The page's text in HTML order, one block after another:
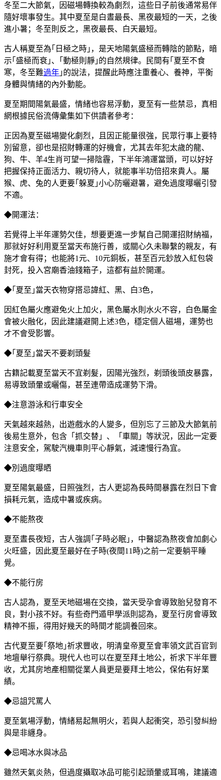
冬至二大節氣，因磁場轉換較為劇烈，這些日子前後通常易伴
隨好壞事發生。其中夏至是白晝最長、黑夜最短的一天，之後
進小暑；冬至則反之，黑夜最長、白天最短。
古人稱夏至為｢日極之時｣，是天地陽氣盛極而轉陰的節點，暗
示｢盛極而衰｣、｢動極則靜｣的自然規律。民間有｢夏至不食
寒，冬至難過年 ｣的說法，提醒此時應注重養心、養神，平衡
身體與情緒的內外動能。
夏至期間陽氣最盛，情緒也容易浮動，夏至有一些禁忌，真相
網根據民俗流傳彙集如下供讀者參考：
正因為夏至磁場變化劇烈，且因正能量很強，民眾行事上要特
別留意，卻也是招財轉運的好機會，尤其去年犯太歲的龍、
狗、牛、羊4生肖可望一掃陰霾，下半年鴻運當頭，可以好好
把握保持正面活力、親切待人，就能事半功倍招來貴人。屬
猴、虎、兔的人更要｢躲夏｣小心防曬避暑，避免過度曝曬引發
不適。
◆開運法：
若覺得上半年運勢欠佳，想要更進一步幫自己開運招財納福，
那就好好利用夏至當天布施行善，或關心久未聯繫的親友，有
施才會有得；也能將1元、10元銅板，甚至百元鈔放入紅包袋
封死，投入宮廟香油錢箱子，這都有益於開運。
◆｢夏至｣當天衣物穿搭忌諱紅、黑、白3色，
因紅色屬火應避免火上加火，黑色屬水則水火不容，白色屬金
會被火融化，因此建議避開上述3色，穩定個人磁場，運勢也
才不會受影響。
◆｢夏至｣當天不要剃頭髮
古籍記載夏至當天不宜剃髮，因陽光強烈，剃頭後頭皮暴露，
易導致頭暈或曬傷，甚至連帶造成運勢下滑。
◆注意游泳和行車安全
天氣越來越熱，出遊戲水的人變多，但別忘了三節及大節氣前
後易生意外，包含「抓交替」、「車關」等狀況，因此一定要
注意安全，駕駛汽機車則平心靜氣，減速慢行為宜。
◆別過度曝晒
夏至陽氣最盛，日照強烈，古人更認為長時間暴露在烈日下會
損耗元氣，造成中暑或疾病。
◆不能熬夜
夏至晝長夜短，古人強調｢子時必眠｣，中醫認為熬夜會加劇心
火旺盛，因此夏至最好在子時(夜間11時)之前一定要躺平睡
覺。
◆不能行房
古人認為，夏至天地磁場在交換，當天受孕會導致胎兒發育不
良，對小孩不好。有些奇門遁甲學派則認為，夏至行房會導致
精神不振，得用好幾天的時間才能調養回來。
古代夏至要｢祭地｣祈求豐收，明清皇帝夏至會率領文武百官到
地壇舉行祭典。現代人也可以在夏至拜土地公，祈求下半年豐
收，尤其房地產相關從業人員更是要拜土地公，保佑有好業
績。
◆忌詛咒罵人
夏至氣場浮動，情緒易起無明火，若與人起衝突，恐引發糾紛
與是非纏身。
◆忌喝冰水與冰品
雖然天氣炎熱，但過度攝取冰品可能引起頭暈或耳鳴，建議適